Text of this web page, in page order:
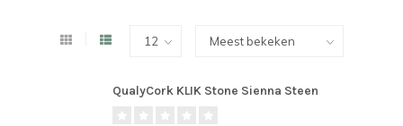
QualyCork KLIK Stone Sienna Steen